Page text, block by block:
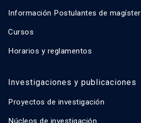
Información Postulantes de magíster
Cursos
Horarios y reglamentos
Investigaciones y publicaciones
Proyectos de investigación
Núcleos de investigación